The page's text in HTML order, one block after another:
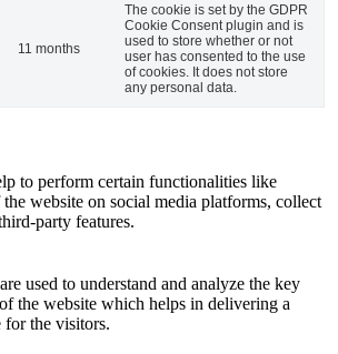
11 months
The cookie is set by the GDPR
Cookie Consent plugin and is
used to store whether or not
user has consented to the use
of cookies. It does not store
any personal data.
to perform certain functionalities like
website on social media platforms, collect
party features.
used to understand and analyze the key
the website which helps in delivering a
for the visitors.